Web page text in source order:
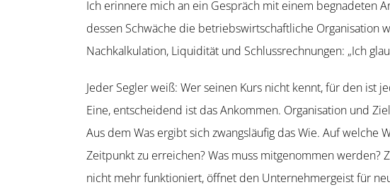
Ich erinnere mich an ein Gespräch mit einem begna­deten
dessen Schwäche die betriebs­wirt­schaft­liche Organi­sation
Nachkal­ku­lation, Liqui­dität und Schluss­rech­nungen: „Ich
Jeder Segler weiß: Wer seinen Kurs nicht kennt, für den ist
Eine, entscheidend ist das Ankommen. Organi­sation und
Aus dem Was ergibt sich zwangs­läufig das Wie. Auf welche
Zeitpunkt zu erreichen? Was muss mitge­nommen werden?
nicht mehr funktio­niert, öffnet den Unter­neh­mer­geist für